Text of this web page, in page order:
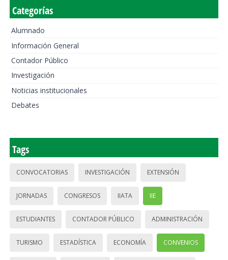
Categorías
Alumnado
Información General
Contador Público
Investigación
Noticias institucionales
Debates
Tags
CONVOCATORIAS INVESTIGACIÓN EXTENSIÓN
JORNADAS CONGRESOS IIATA IIE
ESTUDIANTES CONTADOR PÚBLICO ADMINISTRACIÓN
TURISMO ESTADÍSTICA ECONOMÍA CONVENIOS